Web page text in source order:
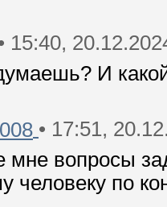
15:40,
И
• 17:51,
мне вопросы
человеку по